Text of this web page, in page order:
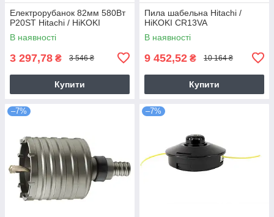
Електрорубанок 82мм 580Вт
P20ST Hitachi / HiKOKI
В наявності
3 297,78 ₴ 3 546 ₴
Купити
Пила шабельна Hitachi /
HiKOKI CR13VA
В наявності
9 452,52 ₴ 10 164 ₴
Купити
–7% –7%